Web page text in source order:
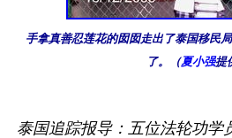
手拿真善忍莲花的囡囡走出了泰国移民
了。（夏小强提
泰国追踪报导：五位法轮功学